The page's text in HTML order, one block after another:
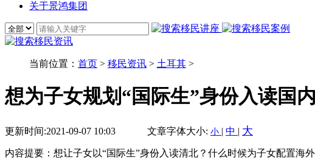
关于景鸿集团
当前位置： 首页 > 移民资讯 > 土耳其 >
想为子女规划“国际生”身份入读国
更新时间:2021-09-07 10:03 文章字体大小: 小 | 中 | 大
内容提要：想让子女以“国际生”身份入读清北？什么时候为子女配置海